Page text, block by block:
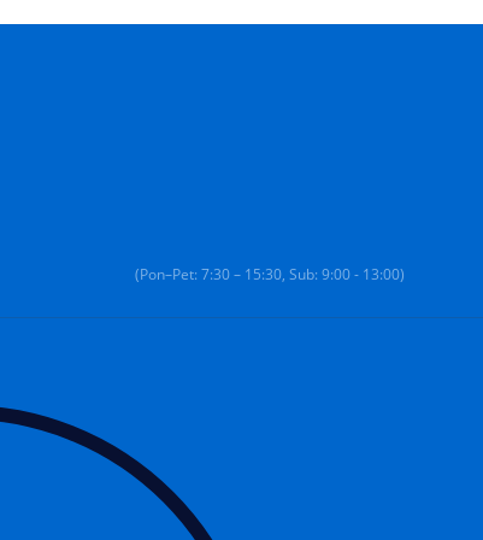
(Pon–Pet: 7:30 – 15:30, Sub: 9:00 - 13:00)